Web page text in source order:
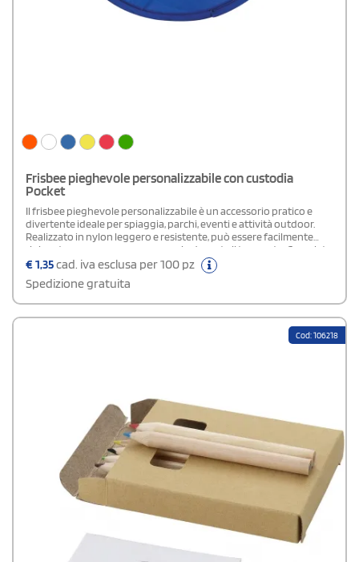
Frisbee pieghevole personalizzabile con custodia
Pocket
Il frisbee pieghevole personalizzabile è un accessorio pratico e
divertente ideale per spiaggia, parchi, eventi e attività outdoor.
Realizzato in nylon leggero e resistente, può essere facilmente
ripiegato per occupare poco spazio durante il trasporto. Completo
di custodia coordinata, offre la possibilità di personalizzare sia la
superficie del frisbee che del sacchetto con loghi, grafiche o
messaggi promozionali. Perfetto per eventi estivi, campagne
pubblicitarie e gadget aziendali originali.
€1,35cad. iva esclusa per 100 pz
Spedizione gratuita
Cod: 106218